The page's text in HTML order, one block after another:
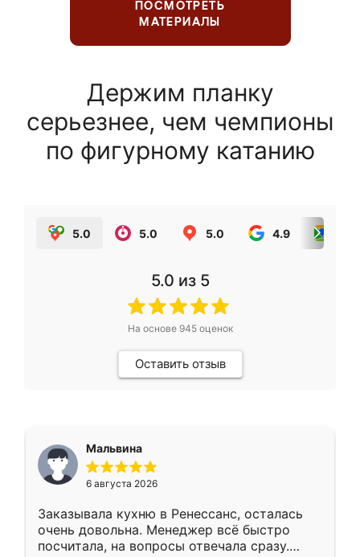
ПОСМОТРЕТЬ
МАТЕРИАЛЫ
Держим планку
серьезнее, чем чемпионы
по фигурному катанию
5.0 5.0 5.0 4.9
5.0 из 5
На основе 945оценок
Оставить отзыв
Мальвина
6 августа 2026
Заказывала кухню в Ренессанс, осталась
очень довольна. Менеджер всё быстро
посчитала, на вопросы отвечала сразу.